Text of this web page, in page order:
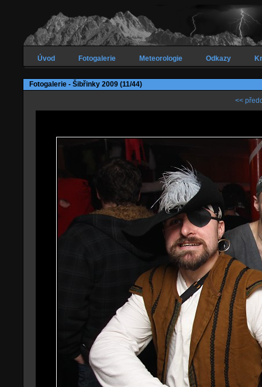
Úvod Fotogalerie Meteorologie Odkazy
Fotogalerie - Šibřinky 2009 (11/44)
<<